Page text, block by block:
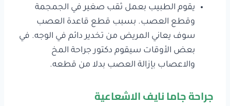
يقوم الطبيب بعمل ثقب صغير في الجمجمة
وقطع العصب. بسبب قطع قاعدة العصب
سوف يعاني المريض من تخدير دائم في الوجه. في
بعض الأوقات سيقوم دكتور جراحة المخ
والاعصاب بإزالة العصب بدلا من قطعه.
جراحة جاما نايف الاشعاعية